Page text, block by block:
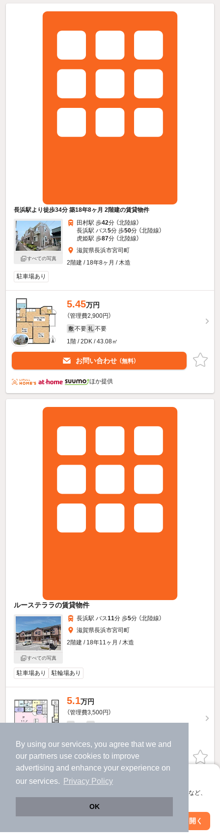
By using our services, you agree that we and
our partners use cookies to improve
advertising and enhance your experience on
our services.
Privacy Policy
OK
アプリに切り替えて、サクサクお部屋探し
会員登録なしですぐ使える。マップ検索やお気に入り保存など、
アプリを開く
長浜駅より徒歩34分 築18年8ヶ月 2階建の賃貸物件
すべての写真
田村駅 歩42分 （北陸線）
長浜駅 バス5分 歩50分 （北陸線）
虎姫駅 歩87分 （北陸線）
滋賀県長浜市宮司町
2階建 / 18年8ヶ月 / 木造
駐車場あり
5.45万円
（管理費2,900円）
敷 不要 礼 不要
1階 / 2DK / 43.08㎡
お問い合わせ （無料）
ほか提供
ルーステララの賃貸物件
すべての写真
長浜駅 バス11分 歩5分 （北陸線）
滋賀県長浜市宮司町
2階建 / 18年11ヶ月 / 木造
駐車場あり 駐輪場あり
5.1万円
（管理費3,500円）
お問い合わせ（無料）
提供
絞り込み条件を変更